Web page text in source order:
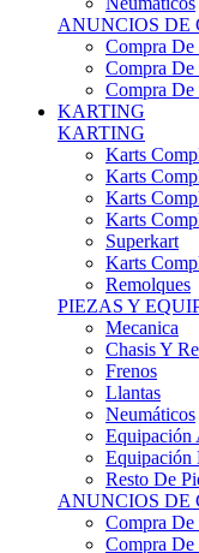
ANUNCIOS DE
Compra
Compra De
Compra De
KARTING
KARTING
Karts
Karts
Karts
Karts
Superkart
Karts
Remolques
PIEZAS Y
Mecanica
Chasis Y
Frenos
Llantas
Neumáticos
Equipación
Equipación
Resto De
ANUNCIOS DE
Compra De
Compra De